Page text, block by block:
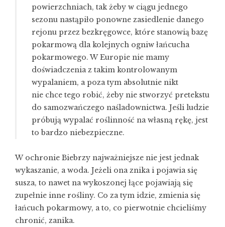
powierzchniach, tak żeby w ciągu jednego
sezonu nastąpiło ponowne zasiedlenie danego
rejonu przez bezkręgowce, które stanowią bazę
pokarmową dla kolejnych ogniw łańcucha
pokarmowego. W Europie nie mamy
doświadczenia z takim kontrolowanym
wypalaniem, a poza tym absolutnie nikt
nie chce tego robić, żeby nie stworzyć pretekstu
do samozwańczego naśladownictwa. Jeśli ludzie
próbują wypalać roślinność na własną rękę, jest
to bardzo niebezpieczne.
W ochronie Biebrzy najważniejsze nie jest jednak
wykaszanie, a woda. Jeżeli ona znika i pojawia się
susza, to nawet na wykoszonej łące pojawiają się
zupełnie inne rośliny. Co za tym idzie, zmienia się
łańcuch pokarmowy, a to, co pierwotnie chcieliśmy
chronić, zanika.